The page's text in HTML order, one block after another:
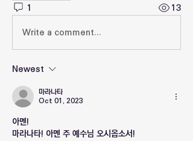
1
13
Write a comment...
Newest
마라나타
Oct 01, 2023
아멘!
마라나타! 아멘 주 예수님 오시옵소서!